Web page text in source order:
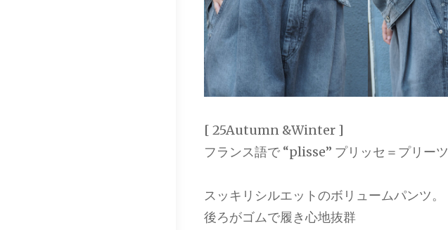
[ 25Autumn &Winter ]
フランス語で “plisse” プリッセ＝プリーツ
スッキリシルエットのボリュームパンツ。
後ろがゴムで履き心地抜群